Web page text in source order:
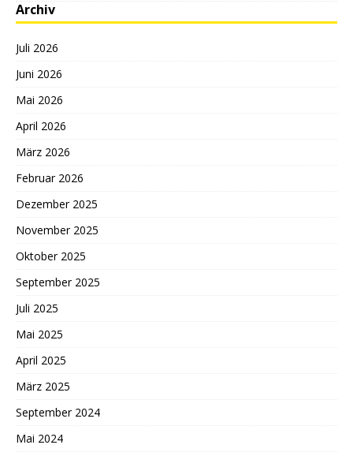
Archiv
Juli 2026
Juni 2026
Mai 2026
April 2026
März 2026
Februar 2026
Dezember 2025
November 2025
Oktober 2025
September 2025
Juli 2025
Mai 2025
April 2025
März 2025
September 2024
Mai 2024